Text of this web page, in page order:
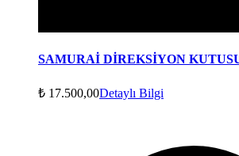
SAMURAİ DİREKSİYON
₺ 17.500,00Detaylı Bilgi